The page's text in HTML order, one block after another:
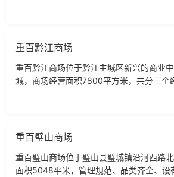
重百黔江商场
重百黔江商场位于黔江主城区新兴的商业
城，商场经营面积7800平方米，共分三个
重百璧山商场
重百璧山商场位于璧山县璧城镇沿河西路
面积5048平米，管理规范、品类齐全、设